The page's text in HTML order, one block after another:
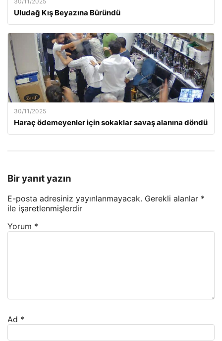
Uludağ Kış Beyazına Büründü
30/11/2025
Haraç ödemeyenler için sokaklar savaş alanına döndü
Bir yanıt yazın
E-posta adresiniz yayınlanmayacak. Gerekli alanlar *
ile işaretlenmişlerdir
Yorum *
Ad *